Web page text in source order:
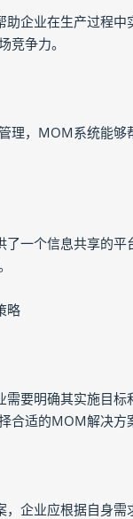
企业在生产过程
竞争力。
理，MOM系统能
一个信息共享的
略
要明确其实施目
合适的MOM解决方
企业应根据自身